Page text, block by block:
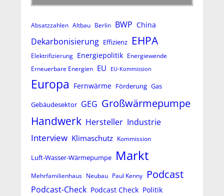
Absatzzahlen Altbau Berlin BWP China
Dekarbonisierung Effizienz EHPA
Elektrifizierung Energiepolitik Energiewende
Erneuerbare Energien EU EU-Kommission
Europa Fernwärme Förderung Gas
Gebäudesektor GEG Großwärmepumpe
Handwerk Hersteller Industrie
Interview Klimaschutz Kommission
Luft-Wasser-Wärmepumpe Markt
Mehrfamilienhaus Neubau Paul Kenny Podcast
Podcast-Check Podcast Check Politik